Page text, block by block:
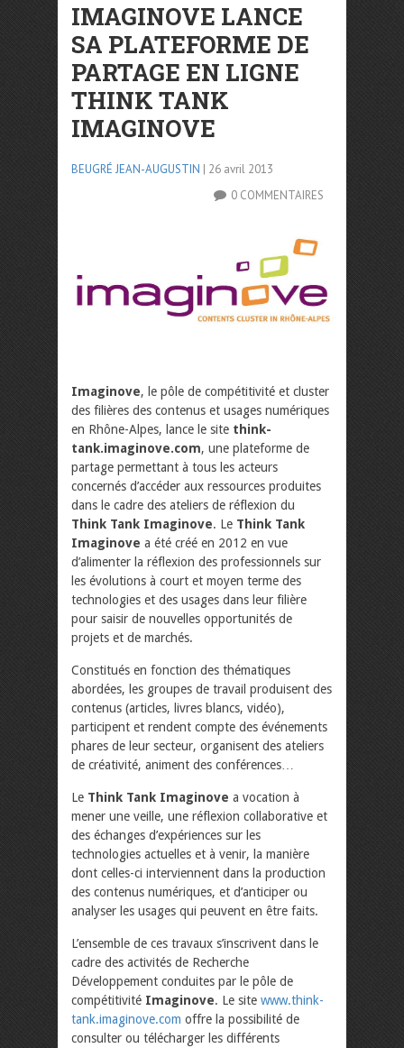
IMAGINOVE LANCE
SA PLATEFORME DE
PARTAGE EN LIGNE
THINK TANK
IMAGINOVE
BEUGRÉ JEAN-AUGUSTIN | 26 avril 2013
0 COMMENTAIRES
Imaginove, le pôle de compétitivité et cluster
des filières des contenus et usages numériques
en Rhône-Alpes, lance le site think-
tank.imaginove.com, une plateforme de
partage permettant à tous les acteurs
concernés d’accéder aux ressources produites
dans le cadre des ateliers de réflexion du
Think Tank Imaginove. Le Think Tank
Imaginove a été créé en 2012 en vue
d’alimenter la réflexion des professionnels sur
les évolutions à court et moyen terme des
technologies et des usages dans leur filière
pour saisir de nouvelles opportunités de
projets et de marchés.
Constitués en fonction des thématiques
abordées, les groupes de travail produisent des
contenus (articles, livres blancs, vidéo),
participent et rendent compte des événements
phares de leur secteur, organisent des ateliers
de créativité, animent des conférences…
Le Think Tank Imaginove a vocation à
mener une veille, une réflexion collaborative et
des échanges d’expériences sur les
technologies actuelles et à venir, la manière
dont celles-ci interviennent dans la production
des contenus numériques, et d’anticiper ou
analyser les usages qui peuvent en être faits.
L’ensemble de ces travaux s’inscrivent dans le
cadre des activités de Recherche
Développement conduites par le pôle de
compétitivité Imaginove. Le site www.think-
tank.imaginove.com offre la possibilité de
consulter ou télécharger les différents